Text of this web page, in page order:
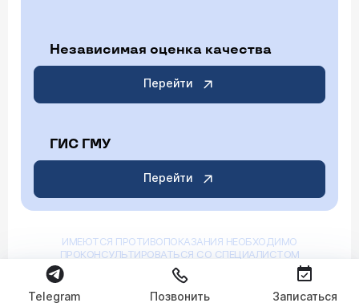
Независимая оценка качества
Перейти
ГИС ГМУ
Перейти
ИМЕЮТСЯ ПРОТИВОПОКАЗАНИЯ НЕОБХОДИМО
ПРОКОНСУЛЬТИРОВАТЬСЯ СО СПЕЦИАЛИСТОМ
Telegram Позвонить Записаться